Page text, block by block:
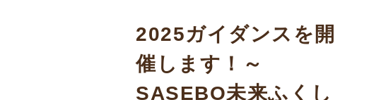
2025ガイダンスを開
催します！～
SASEBO未来ふくし